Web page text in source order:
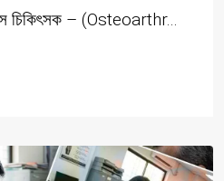
চিকিৎসক – (Osteoarthr...